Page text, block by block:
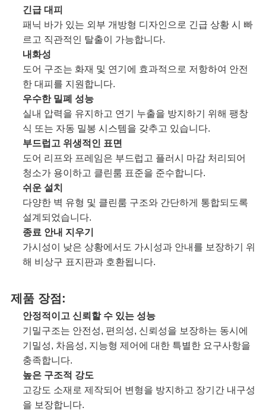
견
적
청
SITEMAP
긴급 대피
패닉 바가 있는 외부 개방형 디자인으로 긴급 상황 시 빠
르고 직관적인 탈출이 가능합니다.
내화성
도어 구조는 화재 및 연기에 효과적으로 저항하여 안전
한 대피를 지원합니다.
우수한 밀폐 성능
실내 압력을 유지하고 연기 누출을 방지하기 위해 팽창
식 또는 자동 밀봉 시스템을 갖추고 있습니다.
부드럽고 위생적인 ​​표면
도어 리프와 프레임은 부드럽고 플러시 마감 처리되어
청소가 용이하고 클린룸 표준을 준수합니다.
쉬운 설치
다양한 벽 유형 및 클린룸 구조와 간단하게 통합되도록
설계되었습니다.
종료 안내 지우기
가시성이 낮은 상황에서도 가시성과 안내를 보장하기 위
해 비상구 표지판과 호환됩니다.
제품 장점:
안정적이고 신뢰할 수 있는 성능
기밀구조는 안전성, 편의성, 신뢰성을 보장하는 동시에
기밀성, 차음성, 지능형 제어에 대한 특별한 요구사항을
충족합니다.
높은 구조적 강도
고강도 소재로 제작되어 변형을 방지하고 장기간 내구성
을 보장합니다.